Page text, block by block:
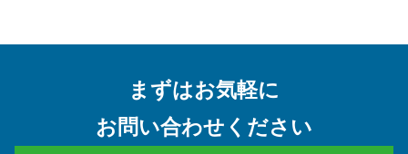
まずはお気軽に
お問い合わせください